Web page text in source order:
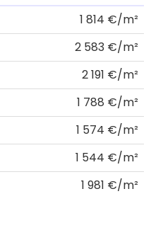
1 814 €/m²
2 583 €/m²
2 191 €/m²
1 788 €/m²
1 574 €/m²
1 544 €/m²
1 981 €/m²